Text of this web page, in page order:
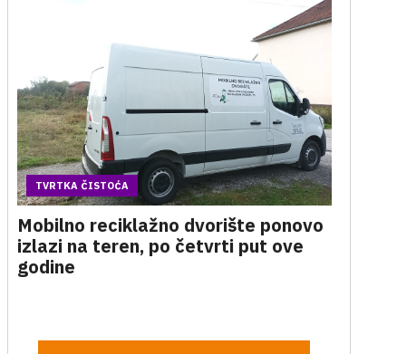
TVRTKA ČISTOĆA
Mobilno reciklažno dvorište ponovo
izlazi na teren, po četvrti put ove
godine